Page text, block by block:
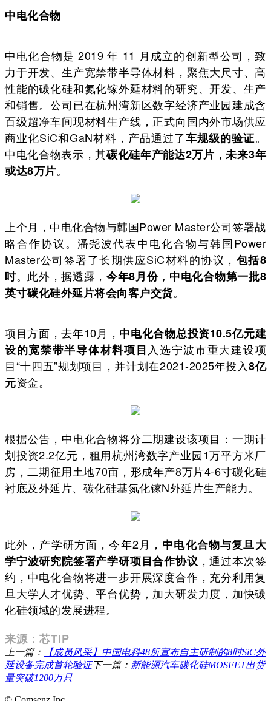
中电化合物
中电化合物是 2019 年 11 月成立的创新型公司，致
力于开发、生产宽禁带半导体材料，聚焦大尺寸、高
性能的碳化硅和氮化镓外延材料的研究、开发、生产
和销售。公司已在杭州湾新区数字经济产业园建成含
百级超净车间现材料生产线，正式向国内外市场供应
商业化SiC和GaN材料，产品通过了车规级的验证。
中电化合物表示，其碳化硅年产能达2万片，未来3年
或达8万片。
上个月，中电化合物与韩国Power Master公司签署战
略合作协议。潘尧波代表中电化合物与韩国Power
Master公司签署了长期供应SiC材料的协议， 包括8
吋。此外，据透露，今年8月份，中电化合物第一批8
英寸碳化硅外延片将会向客户交货。
项目方面，去年10月， 中电化合物总投资10.5亿元建
设的宽禁带半导体材料项目入选宁波市重大建设项
目“十四五”规划项目，并计划在2021-2025年投入8亿
元资金。
根据公告，中电化合物将分二期建设该项目：一期计
划投资2.2亿元，租用杭州湾数字产业园1万平方米厂
房，二期征用土地70亩，形成年产8万片4-6寸碳化硅
衬底及外延片、碳化硅基氮化镓N外延片生产能力。
此外，产学研方面，今年2月， 中电化合物与复旦大
学宁波研究院签署产学研项目合作协议 ，通过本次签
约，中电化合物将进一步开展深度合作，充分利用复
旦大学人才优势、平台优势，加大研发力度，加快碳
化硅领域的发展进程。
来源：芯TIP
上一篇：
【成员风采】中国电科48所宣布自主研制的8吋SiC外
延设备完成首轮验证下一篇： 新能源汽车碳化硅MOSFET出货
量突破1200万只